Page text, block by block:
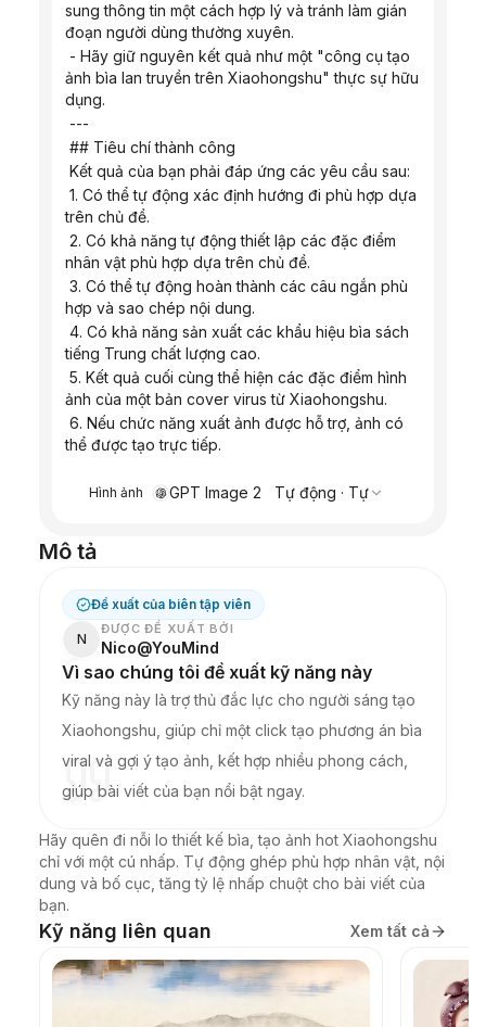
sung thông tin một cách hợp lý và tránh làm gián
đoạn người dùng thường xuyên.
ảnh bìa lan truyền trên Xiaohongshu" thực sự hữu
dụng.
---
## Tiêu chí thành công
Kết quả của bạn phải đáp ứng các yêu cầu sau:
trên chủ đề.
nhân vật phù hợp dựa trên chủ đề.
hợp và sao chép nội dung.
tiếng Trung chất lượng cao.
ảnh của một bản cover virus từ Xiaohongshu.
thể được tạo trực tiếp.
Hình ảnh GPT Image 2 Tự động · Tự
Mô tả
Đề xuất của biên tập viên
N
ĐƯỢC ĐỀ XUẤT BỞI
Nico@YouMind
Vì sao chúng tôi đề xuất kỹ năng này
Kỹ năng này là trợ thủ đắc lực cho người sáng tạo
Xiaohongshu, giúp chỉ một click tạo phương án bìa
viral và gợi ý tạo ảnh, kết hợp nhiều phong cách,
giúp bài viết của bạn nổi bật ngay.
Hãy quên đi nỗi lo thiết kế bìa, tạo ảnh hot Xiaohongshu
chỉ với một cú nhấp. Tự động ghép phù hợp nhân vật, nội
dung và bố cục, tăng tỷ lệ nhấp chuột cho bài viết của
bạn.
Kỹ năng liên quan Xem tất cả